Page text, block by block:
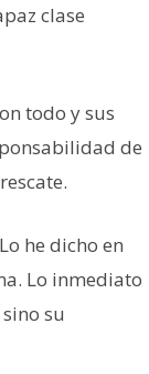
clase
todo y sus
de
he dicho en
Lo inmediato
su